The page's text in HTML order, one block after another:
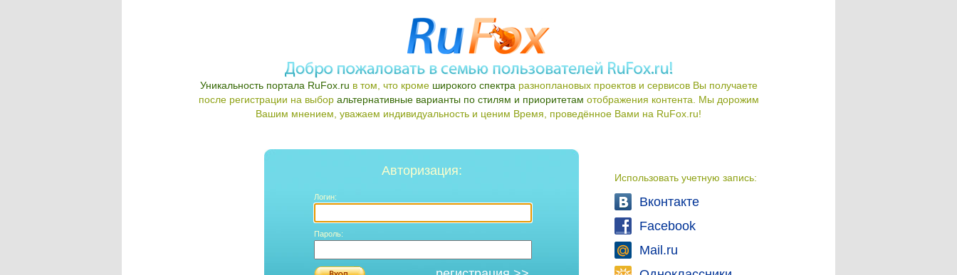
Уникальность портала RuFox.ru в том, что кроме широкого спектра разноплановых проектов и сервисов Вы получаете
после регистрации на выбор альтернативные варианты по стилям и приоритетам отображения контента. Мы дорожим
Вашим мнением, уважаем индивидуальность и ценим Время, проведённое Вами на RuFox.ru!
Использовать учетную запись:
Вконтакте
Facebook
Mail.ru
Авторизация:
Логин:
Пароль: